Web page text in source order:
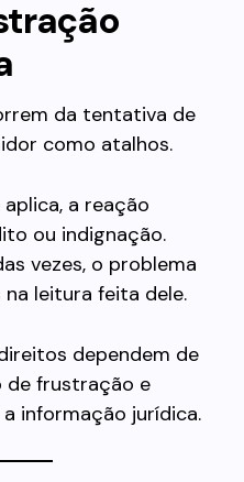
da tentativa de
como atalhos.
a reação
ou indignação.
vezes, o problema
leitura feita dele.
dependem de
de frustração e
informação jurídica.